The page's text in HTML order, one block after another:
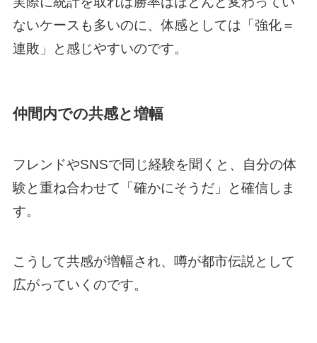
ないケースも多いのに、体感としては「強化＝
連敗」と感じやすいのです。
仲間内での共感と増幅
フレンドやSNSで同じ経験を聞くと、自分の体
験と重ね合わせて「確かにそうだ」と確信しま
す。
こうして共感が増幅され、噂が都市伝説として
広がっていくのです。